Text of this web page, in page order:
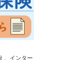
、インター